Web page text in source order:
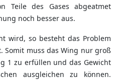
Teile des Gases abgeatmet
noch besser aus.
wird, so besteht das Problem
Somit muss das Wing nur groß
1 zu erfüllen und das Gewicht
ausgleichen zu können.